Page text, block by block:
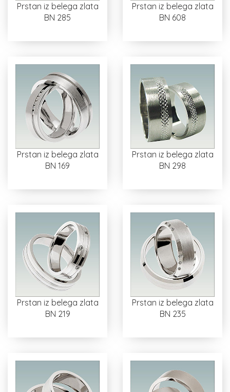
Prstan iz belega zlata
BN 285
Prstan iz belega zlata
BN 608
Prstan iz belega zlata
BN 169
Prstan iz belega zlata
BN 298
Prstan iz belega zlata
BN 219
Prstan iz belega zlata
BN 235